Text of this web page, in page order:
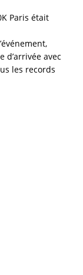
Paris était
d’arrivée avec
les records